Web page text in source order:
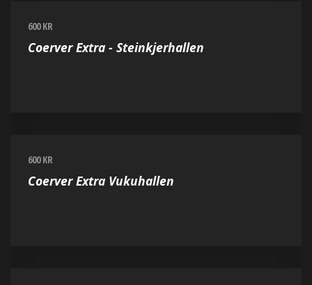
600 KR
Coerver Extra - Steinkjerhallen
600 KR
Coerver Extra Vukuhallen